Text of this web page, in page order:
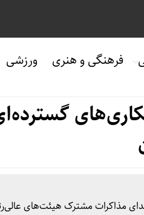
فرهنگی و هنری ورزشی
مذاکرات مشترک هیئت‌های